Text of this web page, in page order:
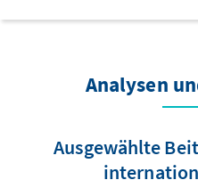
Analysen
Ausgewählte